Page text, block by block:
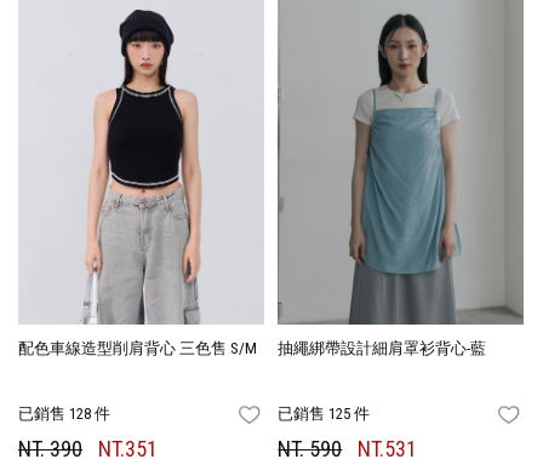
配色車線造型削肩背心 三色售 S/M
已銷售 128 件 FAVORITES
NT. 390 NT.351
抽繩綁帶設計細肩罩衫背心-藍
已銷售 125 件
NT. 590 NT.531